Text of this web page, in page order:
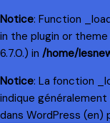
Notice: Function
in the plugin or
6.7.0.) in /home/
Notice: La fonction
indique
dans WordPress (en)